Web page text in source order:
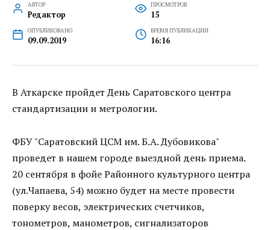
АВТОР
Редактор
ПРОСМОТРОВ
15
ОПУБЛИКОВАНО
09.09.2019
ВРЕМЯ ПУБЛИКАЦИИ
16:16
В Аткарске пройдет День Саратовского центра
стандартизации и метрологии.
ФБУ "Саратовский ЦСМ им. Б.А. Дубовикова"
проведет в нашем городе выездной день приема.
20 сентября в фойе Районного культурного центра
(ул.Чапаева, 54) можно будет на месте провести
поверку весов, электрических счетчиков,
тонометров, манометров, сигнализаторов